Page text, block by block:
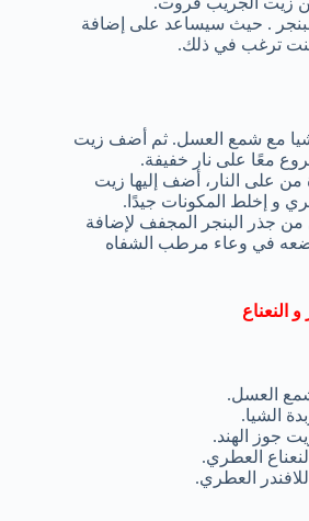
. حيث سيساعد على إضافة
ترغب في ذلك.
مع شمع العسل. ثم أضف زيت
معًا على نار خفيفة.
من على النار، أضف إليها زيت
و إخلط المكونات جيدًا.
من جذر البنجر المجفف لإضافة
ضعه في وعاء مرطب الشفاه